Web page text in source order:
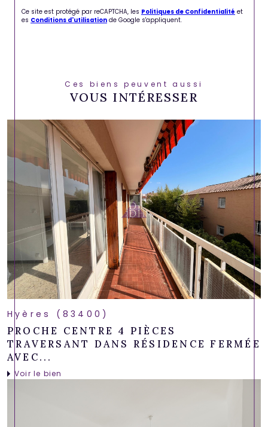
Ce site est protégé par reCAPTCHA, les Politiques de Confidentialité et
es Conditions d'utilisation de Google s'appliquent.
Ces biens peuvent aussi
VOUS INTÉRESSER
Hyères (83400)
PROCHE CENTRE 4 PIÈCES
TRAVERSANT DANS RÉSIDENCE FERMÉE
AVEC...
Voir le bien